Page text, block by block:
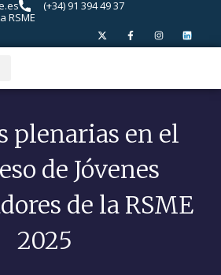
(+34) 91 394 49 37
RSME
plenarias en el
de Jóvenes
de la RSME
2025